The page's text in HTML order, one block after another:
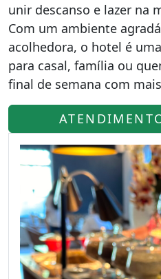
unir descanso e lazer na
Com um ambiente
acolhedora, o hotel é
para casal, família ou
final de semana com